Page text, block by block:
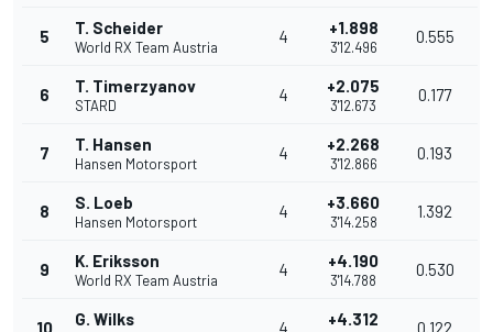
5 T. Scheider
World RX Team Austria
4 +1.898
3'12.496
0.555
6 T. Timerzyanov
STARD
4 +2.075
3'12.673
0.177
7 T. Hansen
Hansen Motorsport
4 +2.268
3'12.866
0.193
8 S. Loeb
Hansen Motorsport
4 +3.660
3'14.258
1.392
9 K. Eriksson
World RX Team Austria
4 +4.190
3'14.788
0.530
10 G. Wilks 4 +4.312 0.122